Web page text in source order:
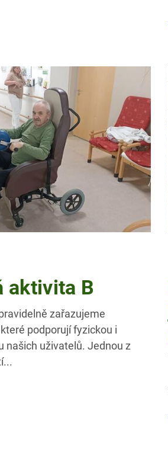
aktivita B
zařazujeme
podporují fyzickou i
našich uživatelů. Jednou z